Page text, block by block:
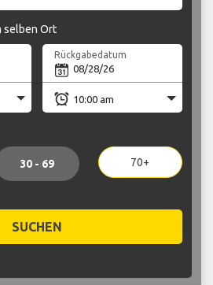
selben Ort
Rückgabedatum
30 - 69 70+
SUCHEN